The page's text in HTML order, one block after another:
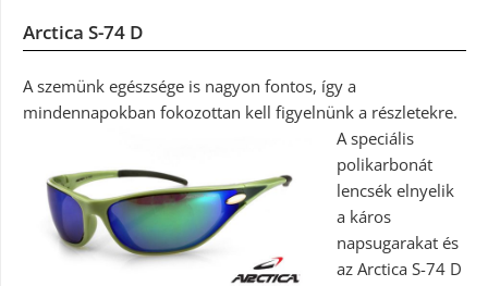
Arctica S-74 D
A szemünk egészsége is nagyon fontos, így a
mindennapokban fokozottan kell figyelnünk a részletekre.
A speciális
polikarbonát
lencsék elnyelik
a káros
napsugarakat és
az Arctica S-74 D